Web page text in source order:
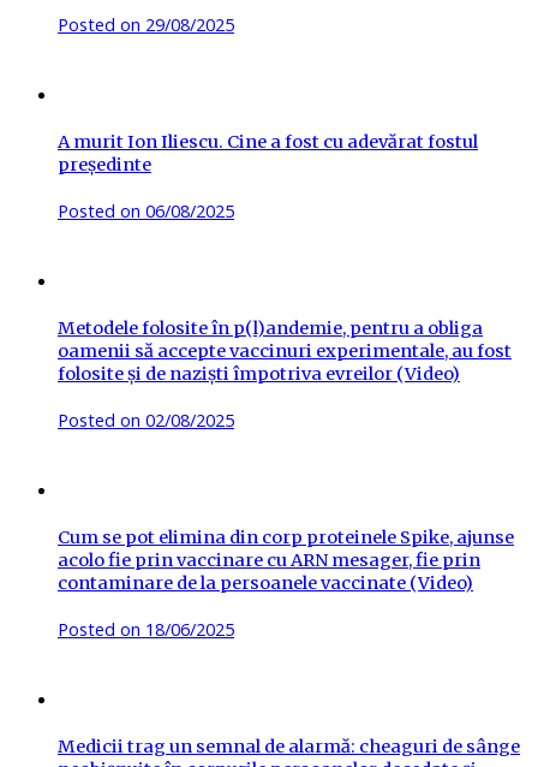
Posted on 29/08/2025
A murit Ion Iliescu. Cine a fost cu adevărat fostul
președinte
Posted on 06/08/2025
Metodele folosite în p(l)andemie, pentru a obliga
oamenii să accepte vaccinuri experimentale, au fost
folosite și de naziști împotriva evreilor (Video)
Posted on 02/08/2025
Cum se pot elimina din corp proteinele Spike, ajunse
acolo fie prin vaccinare cu ARN mesager, fie prin
contaminare de la persoanele vaccinate (Video)
Posted on 18/06/2025
Medicii trag un semnal de alarmă: cheaguri de sânge